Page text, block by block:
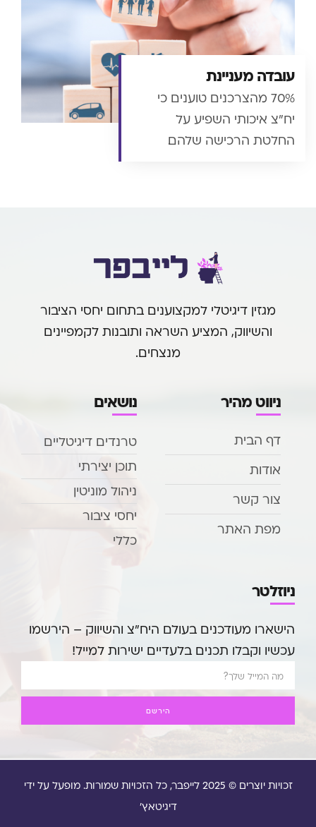
עובדה מעניינת
70% מהצרכנים טוענים כי
יח"צ איכותי השפיע על
החלטת הרכישה שלהם.
מגזין דיגיטלי למקצוענים בתחום יחסי הציבור
והשיווק, המציע השראה ותובנות לקמפיינים
מנצחים.
ניווט מהיר
דף הבית
אודות
צור קשר
מפת האתר
נושאים
טרנדים דיגיטליים
תוכן יצירתי
ניהול מוניטין
יחסי ציבור
כללי
ניוזלטר
הישארו מעודכנים בעולם היח”צ והשיווק – הירשמו
עכשיו וקבלו תכנים בלעדיים ישירות למייל!
הירשם
זכויות יוצרים © 2025 לייפבר, כל הזכויות שמורות. מופעל על ידי
דיגיטאץ'